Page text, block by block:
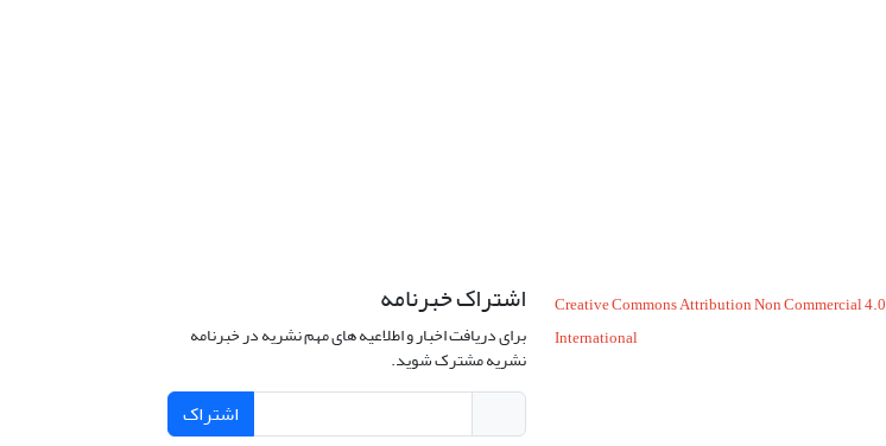
Creative Commons Attribution Non Commercial 4.0
International
اشتراک خبرنامه
برای دریافت اخبار و اطلاعیه های مهم نشریه در خبرنامه
نشریه مشترک شوید.
اشتراک